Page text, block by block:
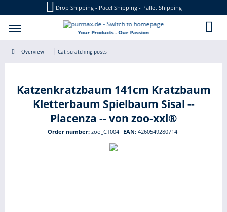
Drop Shipping - Pacel Shipping - Pallet Shipping
Your Products - Our Passion
Overview Cat scratching posts
Katzenkratzbaum 141cm Kratzbaum
Kletterbaum Spielbaum Sisal --
Piacenza -- von zoo-xxl®
Order number: zoo_CT004 EAN: 4260549280714